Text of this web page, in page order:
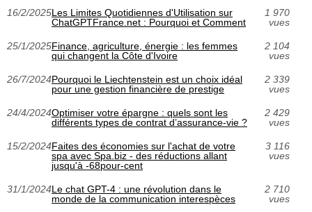
16/2/2025Les Limites Quotidiennes d'Utilisation sur
ChatGPTFrance.net : Pourquoi et Comment
1 970
vues
25/1/2025Finance, agriculture, énergie : les femmes
qui changent la Côte d'Ivoire
2 104
vues
26/7/2024Pourquoi le Liechtenstein est un choix idéal
pour une gestion financière de prestige
2 339
vues
24/4/2024Optimiser votre épargne : quels sont les
différents types de contrat d’assurance-vie ?
2 429
vues
15/2/2024Faites des économies sur l'achat de votre
spa avec Spa.biz - des réductions allant
jusqu'à -68pour-cent
3 116
vues
31/1/2024Le chat GPT-4 : une révolution dans le
monde de la communication interespèces
2 710
vues